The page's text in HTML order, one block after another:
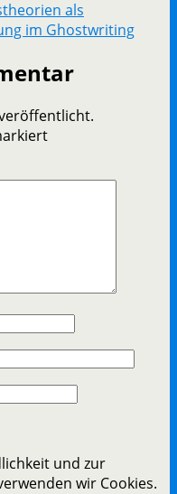
als
im Ghostwriting
und zur
wir Cookies.